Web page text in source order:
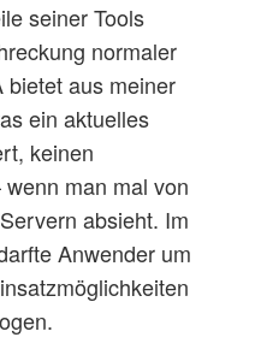
seiner Tools
normaler
bietet aus meiner
ein aktuelles
keinen
man mal von
absieht. Im
Anwender um